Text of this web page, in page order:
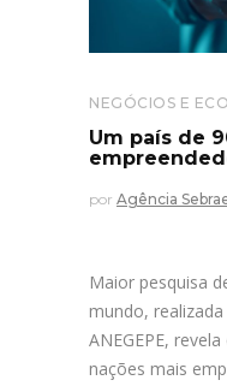
NEGÓCIOS E
Um país de
por Agência
Maior pesquisa
mundo,
ANEGEPE,
nações mais